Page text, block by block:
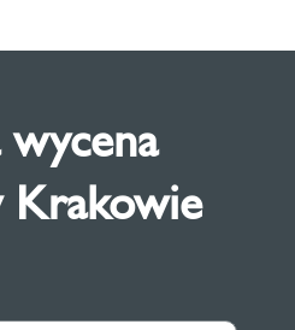
wycena
Krakowie